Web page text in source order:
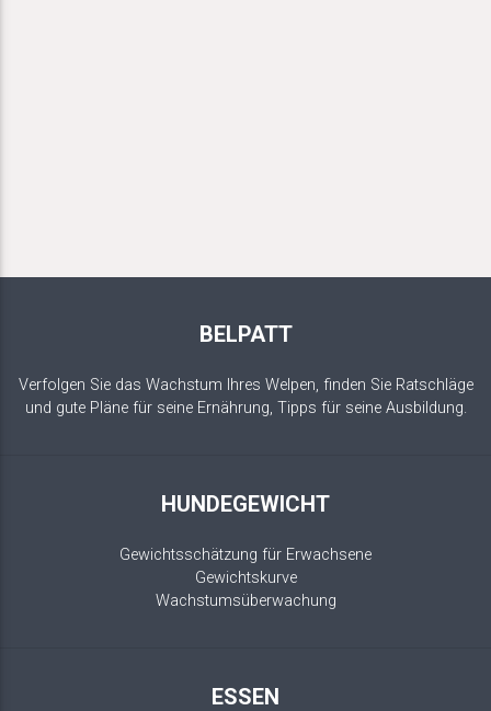
BELPATT
Verfolgen Sie das Wachstum Ihres Welpen, finden Sie Ratschläge
und gute Pläne für seine Ernährung, Tipps für seine Ausbildung.
HUNDEGEWICHT
Gewichtsschätzung für Erwachsene
Gewichtskurve
Wachstumsüberwachung
ESSEN